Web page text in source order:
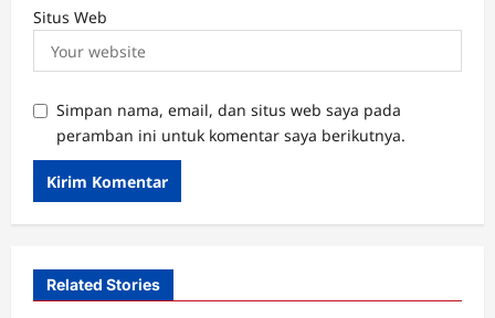
Situs Web
Simpan nama, email, dan situs web saya pada
peramban ini untuk komentar saya berikutnya.
Related Stories